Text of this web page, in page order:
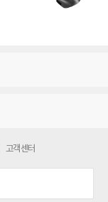
고객센터